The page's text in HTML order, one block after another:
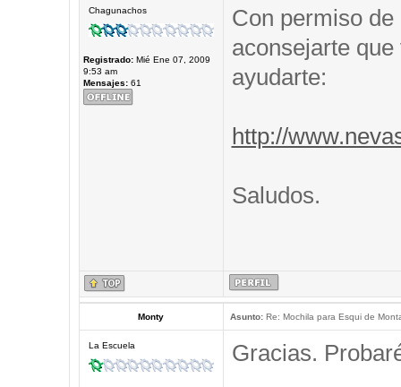
Chagunachos
Registrado:Mié Ene 07, 2009
9:53 am
Mensajes:61
Con permiso
aconsejarte
ayudarte:
http://
Saludos.
Monty Asunto:Re: Mochila para Esqui de
La Escuela Gracias.